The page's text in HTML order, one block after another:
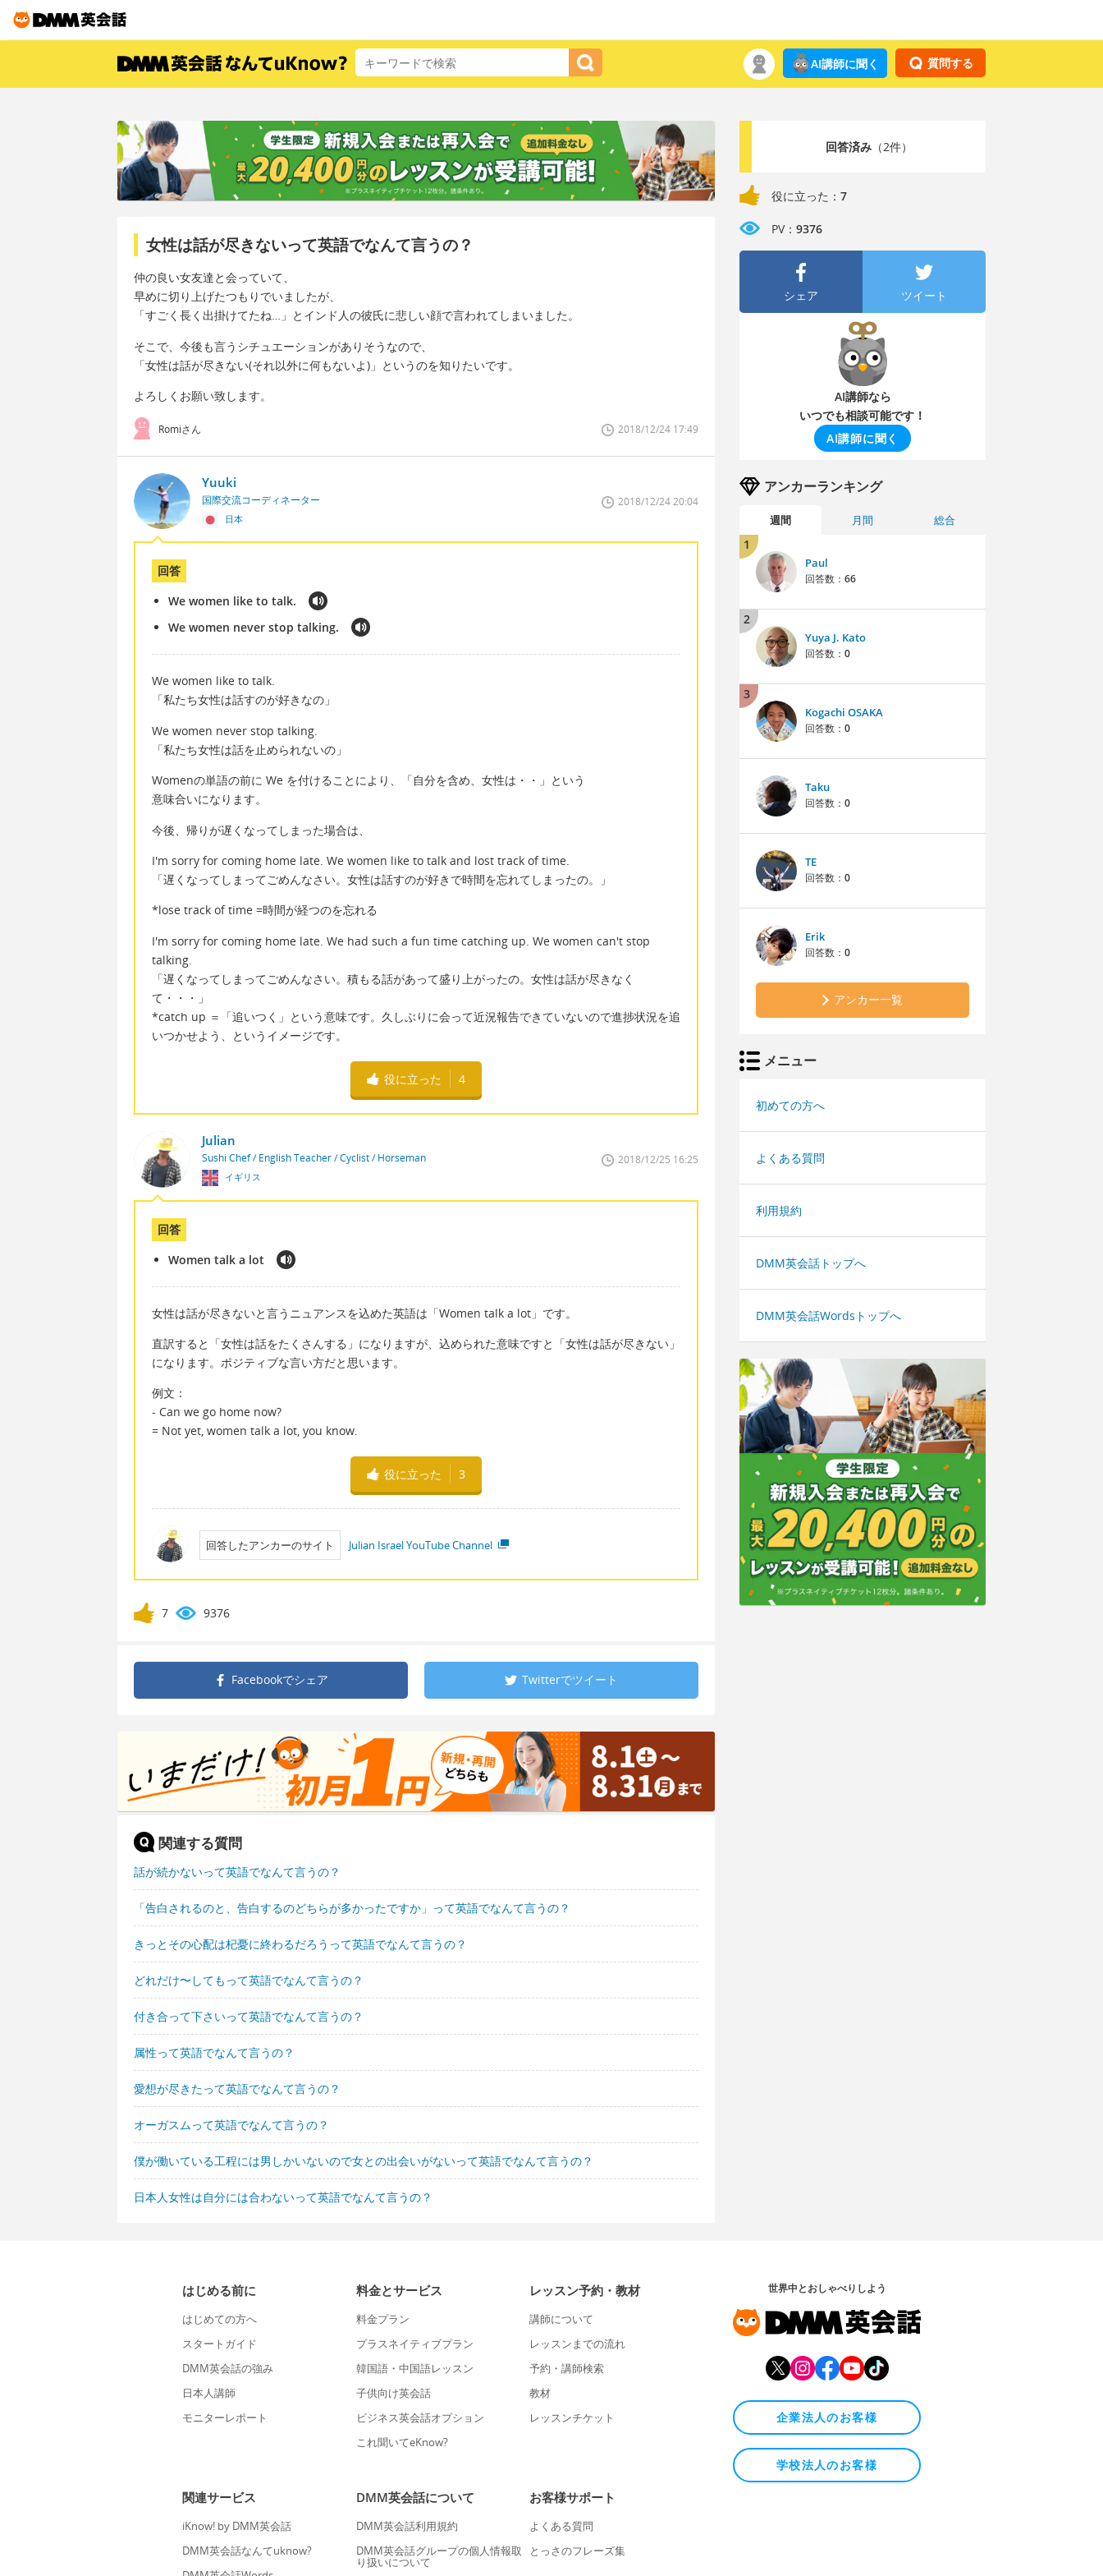
質問する
AI講師に聞く
女性は話が尽きないって英語でなんて言うの？
仲の良い女友達と会っていて、
早めに切り上げたつもりでいましたが、
「すごく長く出掛けてたね…」とインド人の彼氏に悲しい顔で言われてしまいました。
そこで、今後も言うシチュエーションがありそうなので、
「女性は話が尽きない(それ以外に何もないよ)」というのを知りたいです。
よろしくお願い致します。
Romiさん 2018/12/24 17:49
Yuuki
国際交流コーディネーター
日本
2018/12/24 20:04
回答
We women like to talk.
We women never stop talking.
We women like to talk.
「私たち女性は話すのが好きなの」
We women never stop talking.
「私たち女性は話を止められないの」
Womenの単語の前に We を付けることにより、「自分を含め、女性は・・」という
意味合いになります。
今後、帰りが遅くなってしまった場合は、
I'm sorry for coming home late. We women like to talk and lost track of time.
「遅くなってしまってごめんなさい。女性は話すのが好きで時間を忘れてしまったの。」
*lose track of time =時間が経つのを忘れる
I'm sorry for coming home late. We had such a fun time catching up. We women can't stop
talking.
「遅くなってしまってごめんなさい。積もる話があって盛り上がったの。女性は話が尽きなく
て・・・」
*catch up ＝「追いつく」という意味です。久しぶりに会って近況報告できていないので進捗状況を追
いつかせよう、というイメージです。
役に立った 4
Julian
Sushi Chef / English Teacher / Cyclist / Horseman
イギリス
2018/12/25 16:25
回答
Women talk a lot
女性は話が尽きないと言うニュアンスを込めた英語は「Women talk a lot」です。
直訳すると「女性は話をたくさんする」になりますが、込められた意味ですと「女性は話が尽きない」
になります。ポジティブな言い方だと思います。
例文：
- Can we go home now?
= Not yet, women talk a lot, you know.
役に立った 3
回答したアンカーのサイト Julian Israel YouTube Channel
7 9376
Facebookでシェア Twitterでツイート
関連する質問
話が続かないって英語でなんて言うの？
「告白されるのと、告白するのどちらが多かったですか」って英語でなんて言うの？
きっとその心配は杞憂に終わるだろうって英語でなんて言うの？
どれだけ〜してもって英語でなんて言うの？
付き合って下さいって英語でなんて言うの？
属性って英語でなんて言うの？
愛想が尽きたって英語でなんて言うの？
オーガスムって英語でなんて言うの？
僕が働いている工程には男しかいないので女との出会いがないって英語でなんて言うの？
日本人女性は自分には合わないって英語でなんて言うの？
回答済み（2件）
役に立った： 7
PV： 9376
シェア ツイート
AI講師なら
いつでも相談可能です！
AI講師に聞く
アンカーランキング
週間 月間 総合
1
Paul
回答数： 66
2
Yuya J. Kato
回答数： 0
3
Kogachi OSAKA
回答数： 0
Taku
回答数： 0
TE
回答数： 0
Erik
回答数： 0
アンカー一覧
メニュー
初めての方へ
よくある質問
利用規約
DMM英会話トップへ
DMM英会話Wordsトップへ
はじめる前に
はじめての方へ
スタートガイド
DMM英会話の強み
日本人講師
モニターレポート
料金とサービス
料金プラン
プラスネイティブプラン
韓国語・中国語レッスン
子供向け英会話
ビジネス英会話オプション
これ聞いてeKnow?
レッスン予約・教材
講師について
レッスンまでの流れ
予約・講師検索
教材
レッスンチケット
関連サービス
iKnow! by DMM英会話
DMM英会話なんてuknow?
DMM英会話について
DMM英会話利用規約
DMM英会話グループの個人情報取
り扱いについて
お客様サポート
よくある質問
とっさのフレーズ集
世界中とおしゃべりしよう
企業法人のお客様
学校法人のお客様